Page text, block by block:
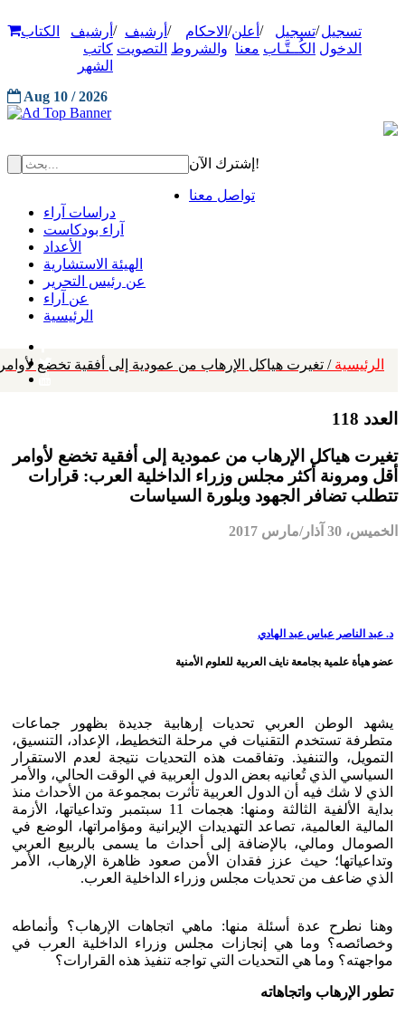
تسجيل
الدخول
/تسجيل
الكُــتَّـاب
/ أعلن
معنا
/ الاحكام
والشروط
/ أرشيف
التصويت
/ أرشيف
كاتب
الشهر
الكتاب
Aug 10 / 2026
إشترك الآن!
تواصل معنا
دراسات آراء
آراء بودكاست
الأعداد
الهيئة الاستشارية
عن رئيس التحرير
عن آراء
الرئيسية
الرئيسية / تغيرت هياكل الإرهاب من عمودية إلى أفقية تخضع
العدد 118
تغيرت هياكل الإرهاب من عمودية إلى أفقية تخضع لأوامر
أقل ومرونة أكثر مجلس وزراء الداخلية العرب: قرارات
تتطلب تضافر الجهود وبلورة السياسات
الخميس، 30 آذار/مارس 2017
د. عبد الناصر عباس عبد الهادي
عضو هيأة علمية بجامعة نايف العربية للعلوم الأمنية
يشهد الوطن العربي تحديات إرهابية جديدة بظهور جماعات
متطرفة تستخدم التقنيات في مرحلة التخطيط، الإعداد، التنسيق،
التمويل، والتنفيذ. وتفاقمت هذه التحديات نتيجة لعدم الاستقرار
السياسي الذي تُعانيه بعض الدول العربية في الوقت الحالي، والأمر
الذي لا شك فيه أن الدول العربية تأثرت بمجموعة من الأحداث منذ
بداية الألفية الثالثة ومنها: هجمات 11 سبتمبر وتداعياتها، الأزمة
المالية العالمية، تصاعد التهديدات الإيرانية ومؤامراتها، الوضع في
الصومال ومالي، بالإضافة إلى أحداث ما يسمى بالربيع العربي
وتداعياتها؛ حيث عزز فقدان الأمن صعود ظاهرة الإرهاب، الأمر
الذي ضاعف من تحديات مجلس وزراء الداخلية العرب.
وهنا نطرح عدة أسئلة منها: ماهي اتجاهات الإرهاب؟ وأنماطه
وخصائصه؟ وما هي إنجازات مجلس وزراء الداخلية العرب في
مواجهته؟ وما هي التحديات التي تواجه تنفيذ هذه القرارات؟
تطور الإرهاب واتجاهاته